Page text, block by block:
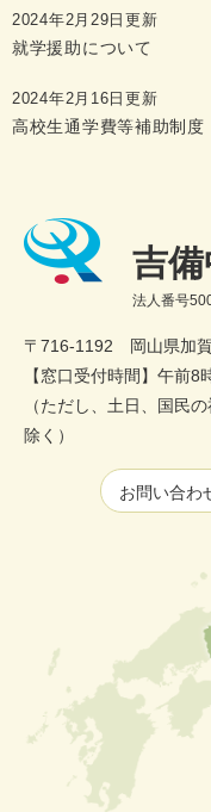
2024年2月29日更新
就学援助について
2024年2月16日更新
高校生通学費等補助制度
吉
法人番号
〒716-1192 岡山県加
【窓口受付時間】午前
（ただし、土日、国民
除く）
お問い合わ